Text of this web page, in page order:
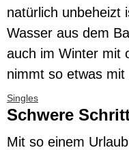
natürlich unbeheizt
Wasser aus dem
auch im Winter mit
nimmt so etwas mit
Singles
Schwere
Mit so einem